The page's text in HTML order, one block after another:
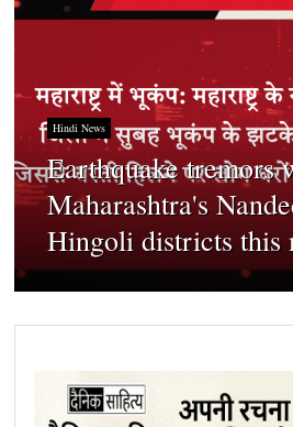
Hindi News
Earthquake tremors
Maharashtra's
Hingoli districts this